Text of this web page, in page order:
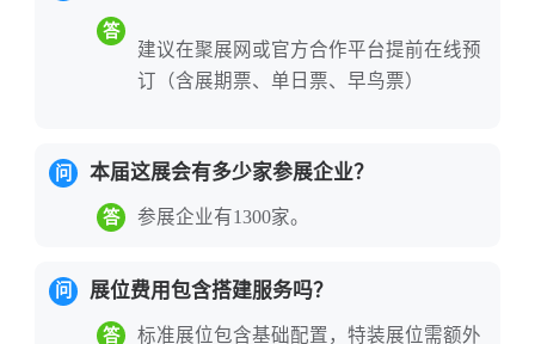
方酒店用品等以及河北省展团、山西省展团、
哈尔滨展团、马来西亚展团。
及餐饮业博览会（HCSA）正在以国际视野和全
链思维，推动着全球食餐行业的互联互通。
无论您是寻求跨境合作的国际买家，还是深耕
本土的餐饮精英，这里都有属于您的商机。北
答
建议在聚展网或官方合作平台提前在线预
订（含展期票、单日票、早鸟票）
问 本届这展会有多少家参展企业？
答 参展企业有1300家。
问 展位费用包含搭建服务吗？
答
标准展位包含基础配置，特装展位需额外